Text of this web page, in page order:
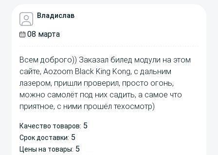
Владислав
08 марта
Всем доброго)) Заказал билед модули на этом
сайте, Aozoom Black King Kong, с дальним
лазером, пришли проверил, просто огонь,
можно самолёт под них садить, а самое что
приятное, с ними прошёл техосмотр)
Качество товаров: 5
Срок доставки: 5
Цены на товары: 5